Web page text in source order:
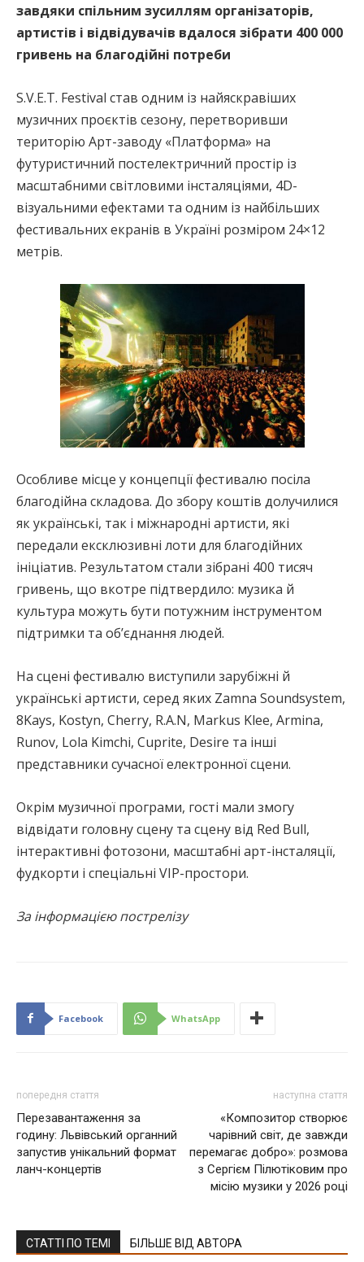
завдяки спільним зусиллям організаторів,
артистів і відвідувачів вдалося зібрати 400 000
гривень на благодійні потреби
S.V.E.T. Festival став одним із найяскравіших
музичних проєктів сезону, перетворивши
територію Арт-заводу «Платформа» на
футуристичний постелектричний простір із
масштабними світловими інсталяціями, 4D-
візуальними ефектами та одним із найбільших
фестивальних екранів в Україні розміром 24×12
метрів.
Особливе місце у концепції фестивалю посіла
благодійна складова. До збору коштів долучилися
як українські, так і міжнародні артисти, які
передали ексклюзивні лоти для благодійних
ініціатив. Результатом стали зібрані 400 тисяч
гривень, що вкотре підтвердило: музика й
культура можуть бути потужним інструментом
підтримки та об’єднання людей.
На сцені фестивалю виступили зарубіжні й
українські артисти, серед яких Zamna Soundsystem,
8Kays, Kostyn, Cherry, R.A.N, Markus Klee, Armina,
Runov, Lola Kimchi, Cuprite, Desire та інші
представники сучасної електронної сцени.
Окрім музичної програми, гості мали змогу
відвідати головну сцену та сцену від Red Bull,
інтерактивні фотозони, масштабні арт-інсталяції,
фудкорти і спеціальні VIP-простори.
За інформацією пострелізу
Facebook WhatsApp
попередня стаття
Перезавантаження за
годину: Львівський органний
запустив унікальний формат
ланч-концертів
наступна стаття
«Композитор створює
чарівний світ, де завжди
перемагає добро»: розмова
з Сергієм Пілютіковим про
місію музики у 2026 році
СТАТТІ ПО ТЕМІ БІЛЬШЕ ВІД АВТОРА